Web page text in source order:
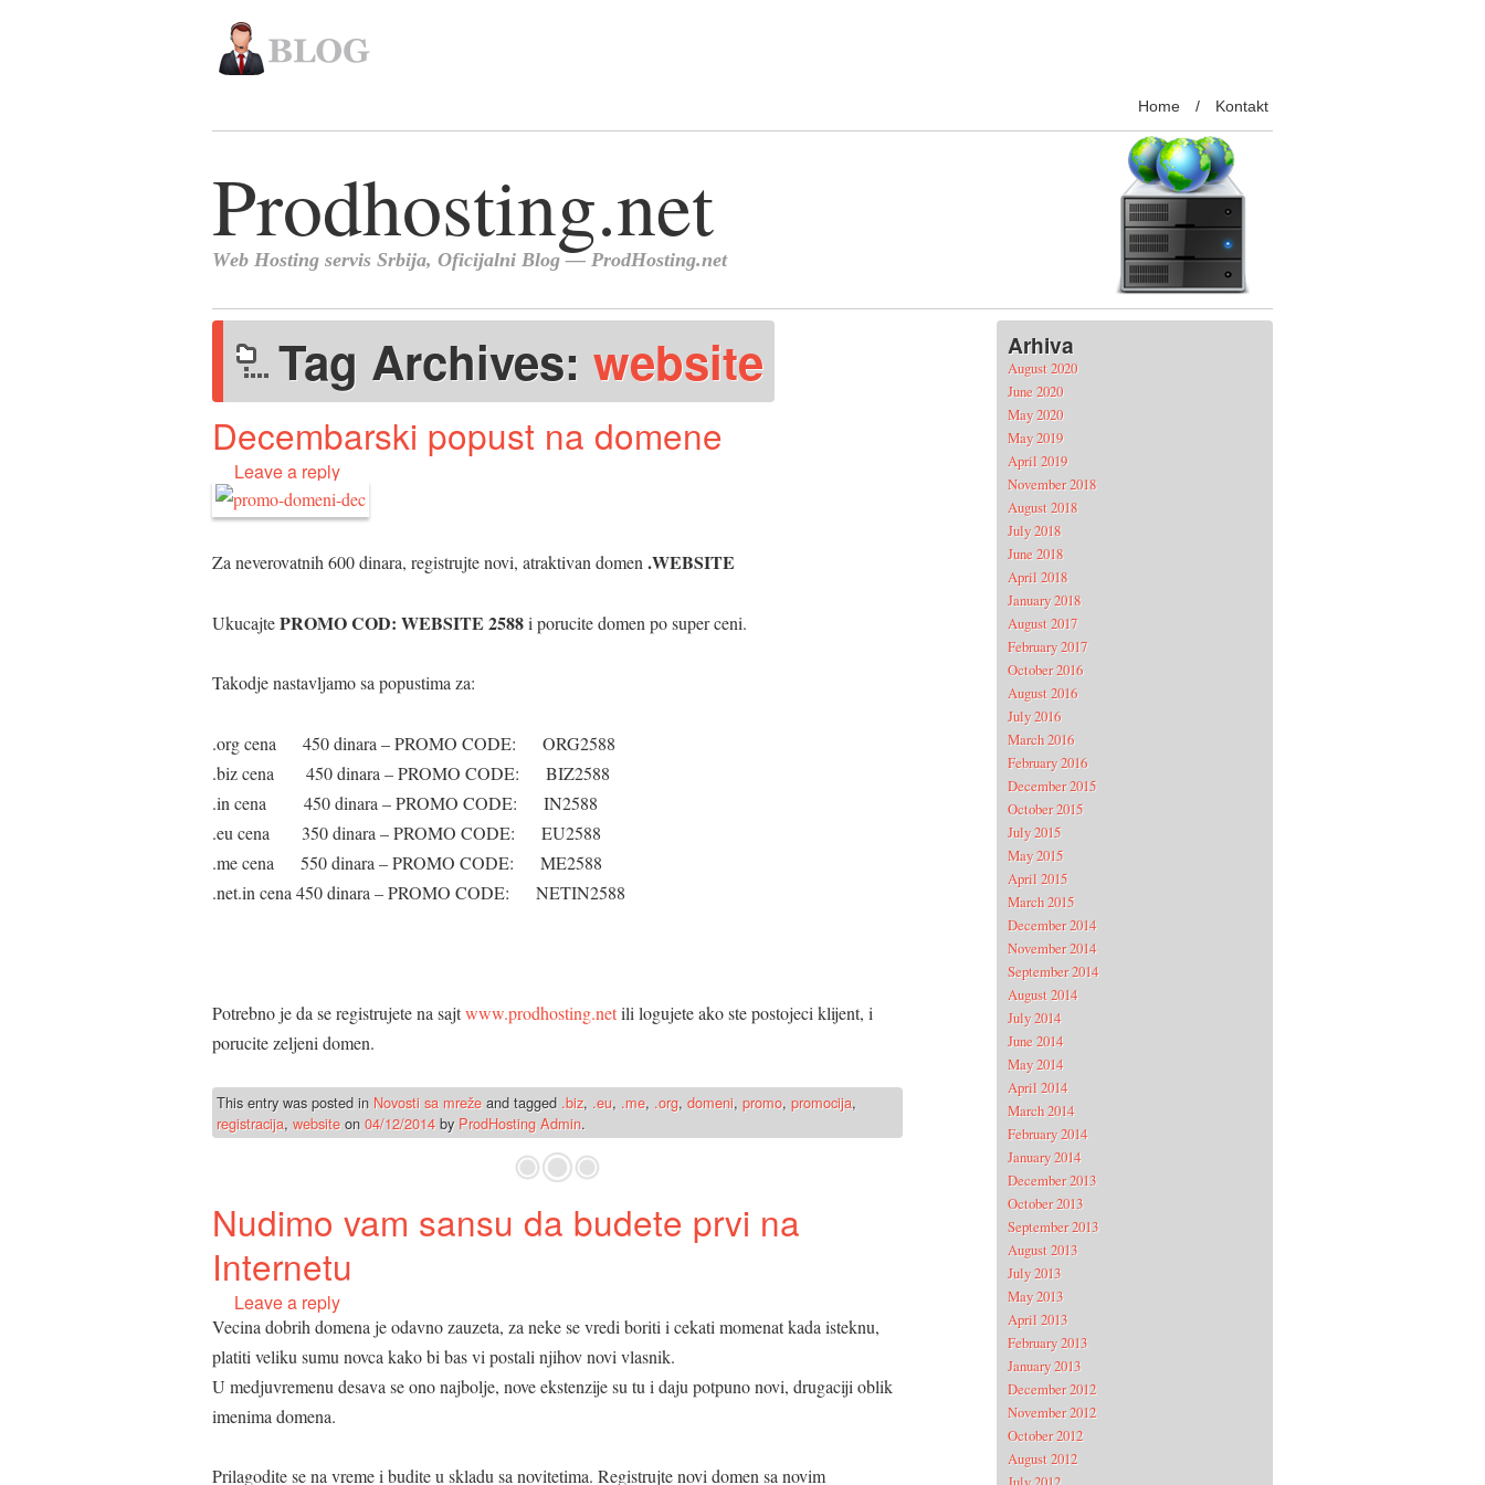
Home Kontakt
Tag Archives: website
Decembarski popust na domene
Leave a reply
Za neverovatnih 600 dinara, registrujte novi, atraktivan domen.WEBSITE
UkucajtePROMO COD: WEBSITE 2588i porucite domen po super ceni.
Takodje nastavljamo sa popustima za:
.org cena 450 dinara – PROMO CODE: ORG2588
.biz cena 450 dinara – PROMO CODE: BIZ2588
.in cena 450 dinara – PROMO CODE: IN2588
.eu cena 350 dinara – PROMO CODE: EU2588
.me cena 550 dinara – PROMO CODE: ME2588
.net.in cena 450 dinara – PROMO CODE: NETIN2588
Potrebno je da se registrujete na sajtwww.prodhosting.netili logujete ako ste postojeci klijent, i
porucite zeljeni domen.
This entry was posted in Novosti sa mreže and tagged .biz, .eu, .me, .org, domeni, promo, promocija,
registracija, website on 04/12/2014 by ProdHosting Admin.
Nudimo vam sansu da budete prvi na
Internetu
Leave a reply
Vecina dobrih domena je odavno zauzeta, za neke se vredi boriti i cekati momenat kada isteknu,
platiti veliku sumu novca kako bi bas vi postali njihov novi vlasnik.
U medjuvremenu desava se ono najbolje, nove ekstenzije su tu i daju potpuno novi, drugaciji oblik
imenima domena.
Prilagodite se na vreme i budite u skladu sa novitetima. Registrujte novi domen sa novim
Arhiva
August 2020
June 2020
May 2020
May 2019
April 2019
November 2018
August 2018
July 2018
June 2018
April 2018
January 2018
August 2017
February 2017
October 2016
August 2016
July 2016
March 2016
February 2016
December 2015
October 2015
July 2015
May 2015
April 2015
March 2015
December 2014
November 2014
September 2014
August 2014
July 2014
June 2014
May 2014
April 2014
March 2014
February 2014
January 2014
December 2013
October 2013
September 2013
August 2013
July 2013
May 2013
April 2013
February 2013
January 2013
December 2012
November 2012
October 2012
August 2012